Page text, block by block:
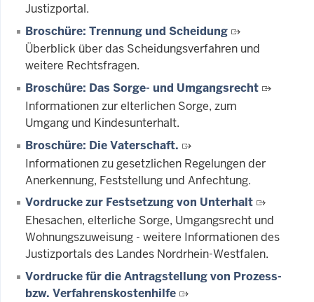
Justizportal.
Broschüre: Trennung und Scheidung
Überblick über das Scheidungsverfahren und
weitere Rechtsfragen.
Broschüre: Das Sorge- und Umgangsrecht
Informationen zur elterlichen Sorge, zum
Umgang und Kindesunterhalt.
Broschüre: Die Vaterschaft.
Informationen zu gesetzlichen Regelungen der
Anerkennung, Feststellung und Anfechtung.
Vordrucke zur Festsetzung von Unterhalt
Ehesachen, elterliche Sorge, Umgangsrecht und
Wohnungszuweisung - weitere Informationen des
Justizportals des Landes Nordrhein-Westfalen.
Vordrucke für die Antragstellung von Prozess-
bzw. Verfahrenskostenhilfe